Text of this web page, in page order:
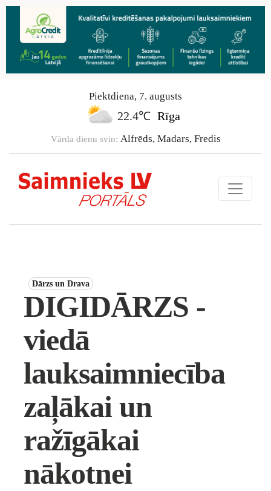
Piektdiena, 7. augusts
22.4℃ Rīga
Vārda dienu svin: Alfrēds, Madars, Fredis
Dārzs un Drava
DIGIDĀRZS -
viedā
lauksaimniecība
zaļākai un
ražīgākai
nākotnei